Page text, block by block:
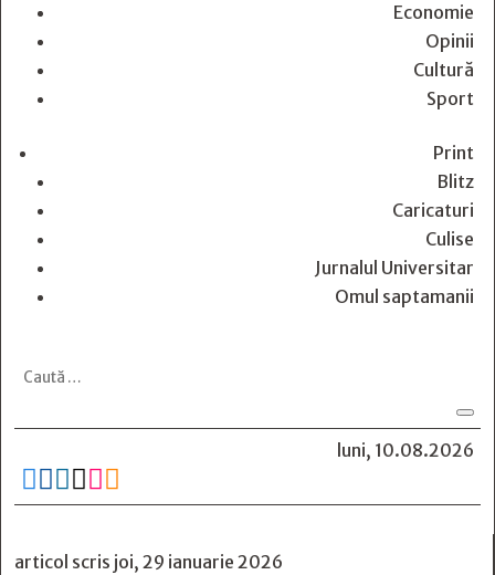
Economie
Opinii
Cultură
Sport
Print
Blitz
Caricaturi
Culise
Jurnalul Universitar
Omul saptamanii
luni, 10.08.2026
     
articol scris joi, 29 ianuarie 2026